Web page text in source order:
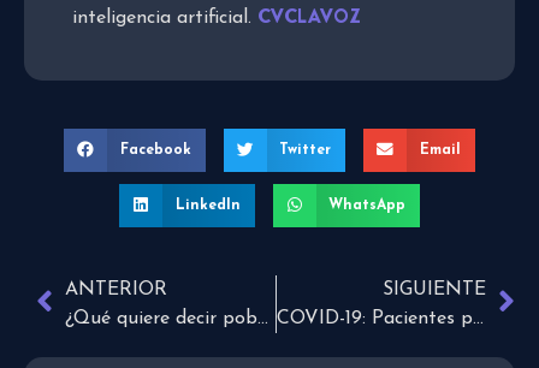
inteligencia artificial. CVCLAVOZ
Facebook Twitter Email
LinkedIn WhatsApp
ANTERIOR
¿Qué quiere decir pobres en espíritu?
SIGUIENTE
COVID-19: Pacientes podrían sufrir de depresión y ansiedad